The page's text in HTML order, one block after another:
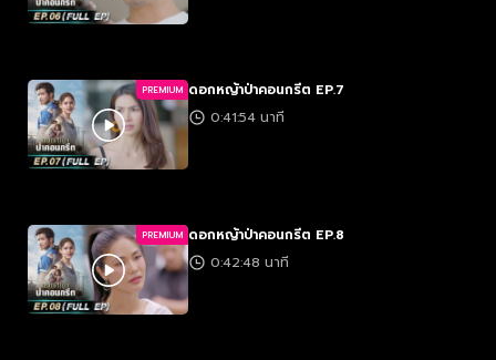
PREMIUM ดอกหญ้าป่าคอนกรีต EP.7
0:41:54 นาที
PREMIUM ดอกหญ้าป่าคอนกรีต EP.8
0:42:48 นาที